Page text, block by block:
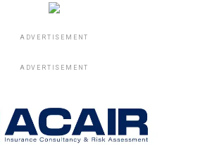
ADVERTISEMENT
ADVERTISEMENT